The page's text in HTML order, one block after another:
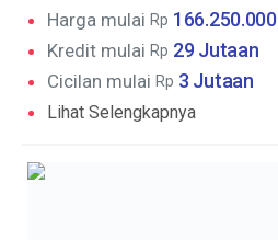
Harga mulai Rp 166.250.000
Kredit mulai Rp 29 Jutaan
Cicilan mulai Rp 3 Jutaan
Lihat Selengkapnya